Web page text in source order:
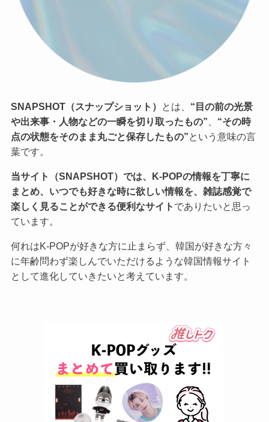
SNAPSHOT（スナップショット） とは、 “目の前の光景
や出来事・人物などの一瞬を切り取ったもの”
“その時
点の状態をそのまま丸ごと保存したもの” という意味の言
葉です。
当サイト（SNAPSHOT）では、K-POPの情報を丁寧に
まとめ、いつでも好きな時に欲しい情報を、雑誌感覚で
楽しく見ることができる便利なサイト でありたいと思っ
ています。
何れはK-POPが好きな方に止まらず、韓国が好きな方々
に年齢問わず楽しんでいただけるような韓国情報サイト
として進化していきたいと考えています。